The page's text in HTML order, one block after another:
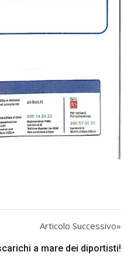
Articolo Successivo»
a mare dei diportisti!